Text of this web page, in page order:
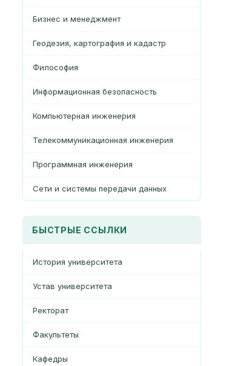
Бизнес и менеджмент
Геодезия, картография и кадастр
Философия
Информационная безопасность
Компьютерная инженерия
Телекоммуникационная инженерия
Программная инженерия
Сети и системы передачи данных
БЫСТРЫЕ ССЫЛКИ
История университета
Устав университета
Ректорат
Факультеты
Кафедры